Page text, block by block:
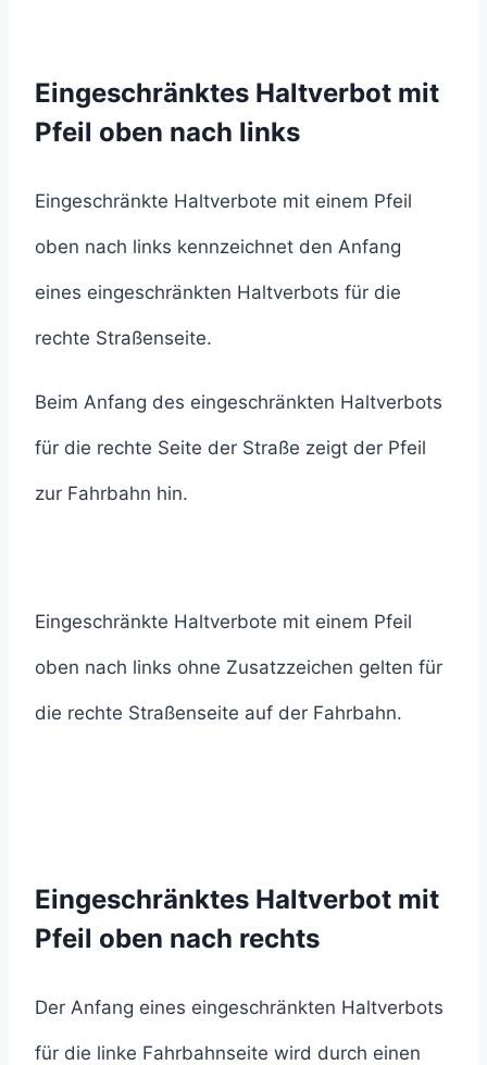
Eingeschränktes Haltverbot mit
Pfeil oben nach links
Eingeschränkte Haltverbote mit einem Pfeil
oben nach links kennzeichnet den Anfang
eines eingeschränkten Haltverbots für die
rechte Straßenseite.
Beim Anfang des eingeschränkten Haltverbots
für die rechte Seite der Straße zeigt der Pfeil
zur Fahrbahn hin.
Eingeschränkte Haltverbote mit einem Pfeil
oben nach links ohne Zusatzzeichen gelten für
die rechte Straßenseite auf der Fahrbahn.
Eingeschränktes Haltverbot mit
Pfeil oben nach rechts
Der Anfang eines eingeschränkten Haltverbots
für die linke Fahrbahnseite wird durch einen